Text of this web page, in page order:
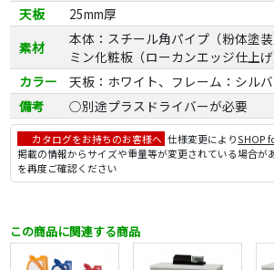
天板
25mm厚
素材
本体：スチール角パイプ（粉体塗
ミン化粧板（ローカンエッジ仕上げ
カラー
天板：ホワイト、フレーム：シル
備考
○別途プラスドライバーが必要
カタログをお持ちのお客様へ 仕様変更によりSHOP
掲載の情報からサイズや重量等が変更されている場合が
を再度ご確認ください
この商品に関連する商品